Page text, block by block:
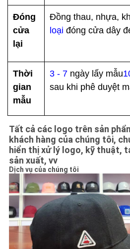
Đóng
cửa
lại
Đồng thau, nhựa,
loại đóng cửa dây
Thời
gian
mẫu
3 - 7 ngày lấy mẫu
sau khi phê duyệt
Tất cả các logo trên sản
khách hàng của chúng tôi,
hiển thị xử lý logo, kỹ thuật,
sản xuất, vv
Dịch vụ của chúng tôi